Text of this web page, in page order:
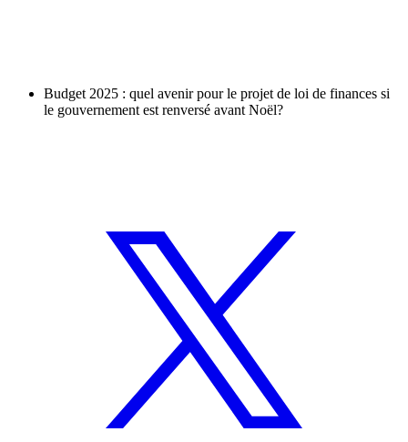
Budget 2025 : quel avenir pour le projet de loi de finances si
le gouvernement est renversé avant Noël?